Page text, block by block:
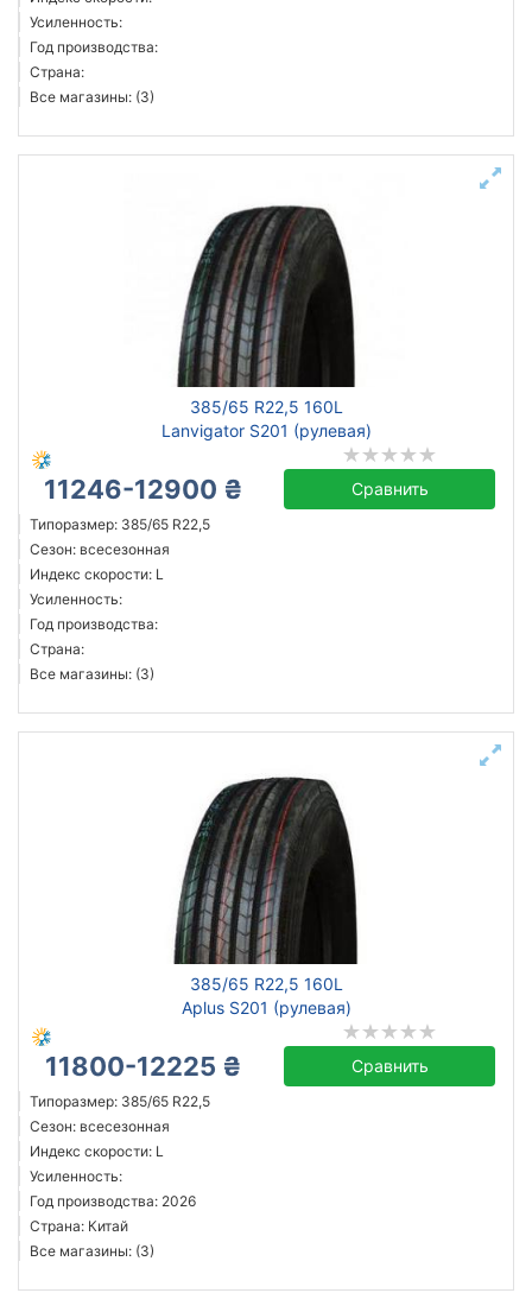
Усиленность:
Год производства:
Страна:
Все магазины: (3)
385/65 R22,5 160L
Lanvigator S201 (рулевая)
11246-12900 ₴ Сравнить
Типоразмер: 385/65 R22,5
Сезон: всесезонная
Индекс скорости: L
Усиленность:
Год производства:
Страна:
Все магазины: (3)
385/65 R22,5 160L
Aplus S201 (рулевая)
11800-12225 ₴ Сравнить
Типоразмер: 385/65 R22,5
Сезон: всесезонная
Индекс скорости: L
Усиленность:
Год производства: 2026
Страна: Китай
Все магазины: (3)